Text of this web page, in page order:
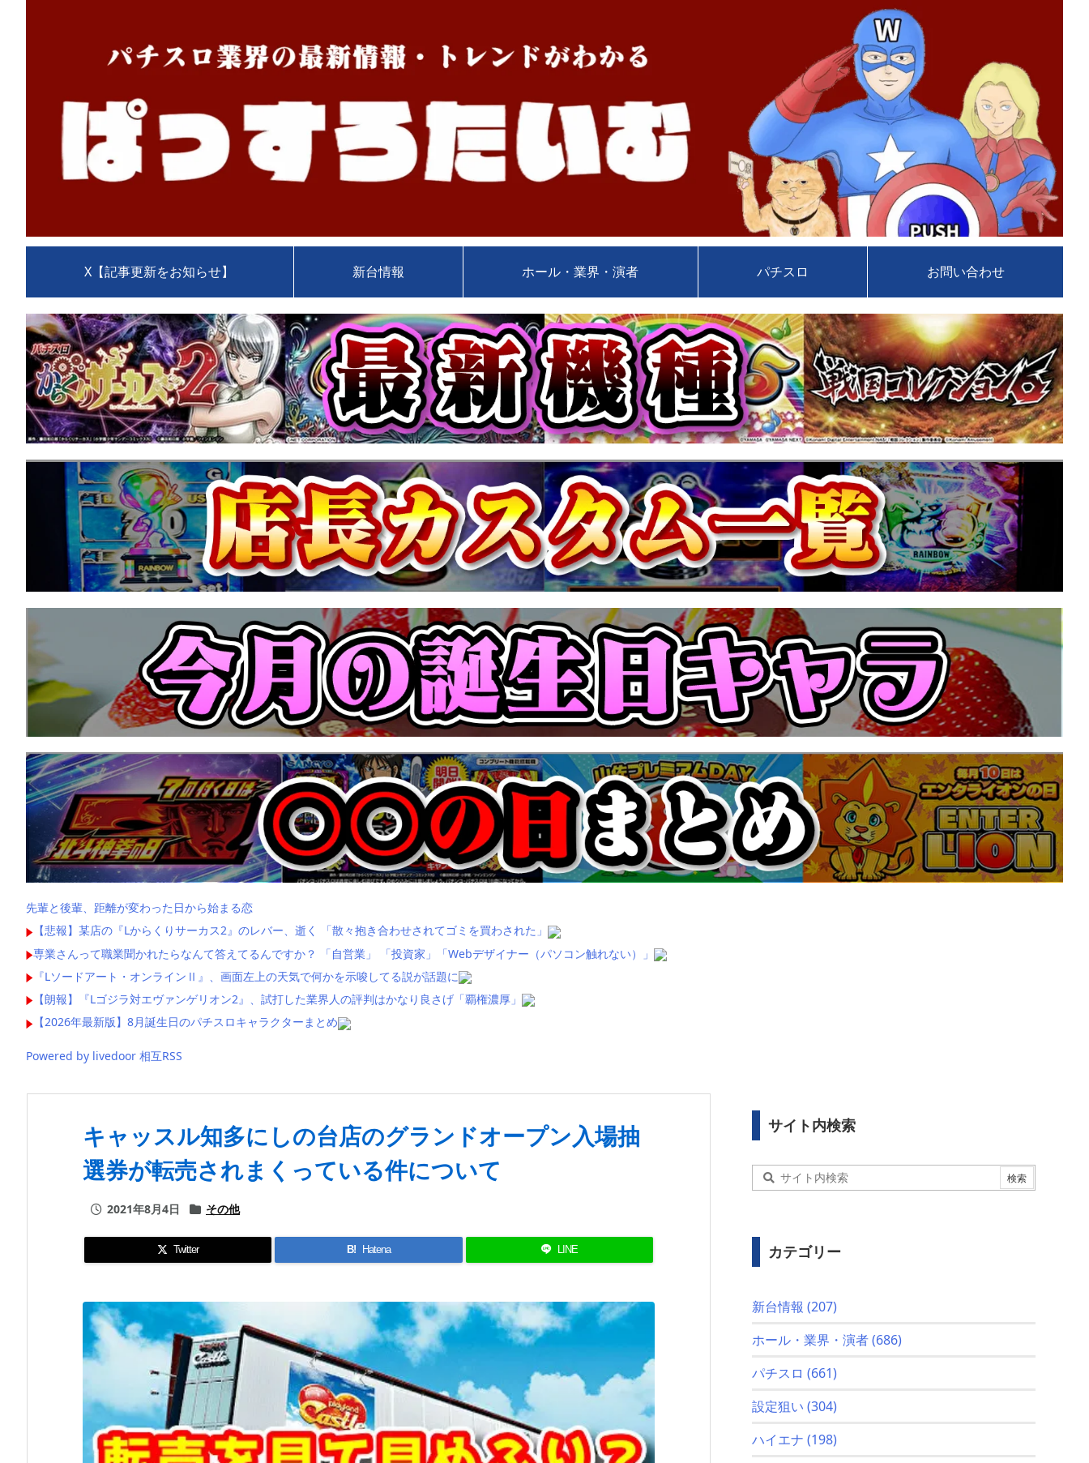
X【記事更新をお知らせ】 新台情報 ホール・業界・演者 パチスロ お問い合わせ
先輩と後輩、距離が変わった日から始まる恋
【悲報】某店の『Lからくりサーカス2』のレバー、逝く 「散々抱き合わせされてゴミを買わされた」
専業さんって職業聞かれたらなんて答えてるんですか？ 「自営業」 「投資家」「Webデザイナー（パソコン触れない）」
『Lソードアート・オンラインⅡ』、画面左上の天気で何かを示唆してる説が話題に
【朗報】『Lゴジラ対エヴァンゲリオン2』、試打した業界人の評判はかなり良さげ「覇権濃厚」
【2026年最新版】8月誕生日のパチスロキャラクターまとめ
Powered by livedoor 相互RSS
キャッスル知多にしの台店のグランドオープン入場抽
選券が転売されまくっている件について
2021年8月4日 その他
Twitter B! Hatena LINE
サイト内検索
カテゴリー
新台情報 (207)
ホール・業界・演者(686)
パチスロ (661)
設定狙い (304)
ハイエナ (198)